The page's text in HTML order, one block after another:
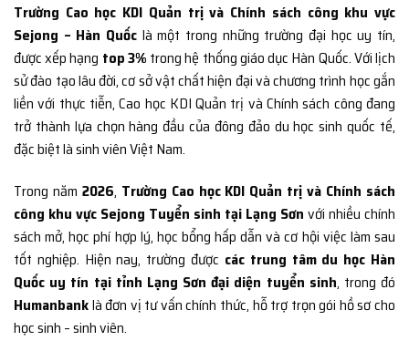
Trường Cao học KDI Quản trị và Chính sách công khu vực
Sejong – Hàn Quốc là một trong những trường đại học uy tín,
được xếp hạng top 3% trong hệ thống giáo dục Hàn Quốc. Với lịch
sử đào tạo lâu đời, cơ sở vật chất hiện đại và chương trình học gắn
liền với thực tiễn, Cao học KDI Quản trị và Chính sách công đang
trở thành lựa chọn hàng đầu của đông đảo du học sinh quốc tế,
đặc biệt là sinh viên Việt Nam.
Trong năm 2026, Trường Cao học KDI Quản trị và Chính sách
công khu vực Sejong Tuyển sinh tại Lạng Sơn với nhiều chính
sách mở, học phí hợp lý, học bổng hấp dẫn và cơ hội việc làm sau
tốt nghiệp. Hiện nay, trường được các trung tâm du học Hàn
Quốc uy tín tại tỉnh Lạng Sơn đại diện tuyển sinh, trong đó
Humanbanklà đơn vị tư vấn chính thức, hỗ trợ trọn gói hồ sơ cho
học sinh – sinh viên.